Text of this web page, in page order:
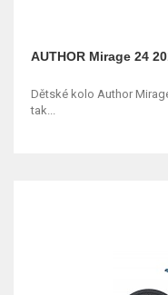
AUTHOR Mirage 24
Dětské kolo Author
tak...